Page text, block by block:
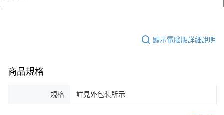
顯示電腦版詳細說明
商品規格
規格 詳見外包裝所示